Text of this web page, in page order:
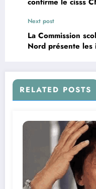
confirme le cisss
Next post
La Commission
Nord présente les
RELATED POSTS